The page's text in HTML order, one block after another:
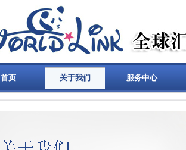
首页 关于我们 服务中心